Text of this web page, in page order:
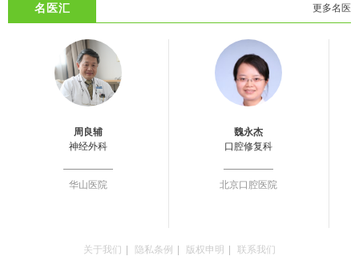
名医汇 更多名医
周良辅
神经外科
华山医院
魏永杰
口腔修复科
北京口腔医院
关于我们 | 隐私条例 | 版权申明 | 联系我们